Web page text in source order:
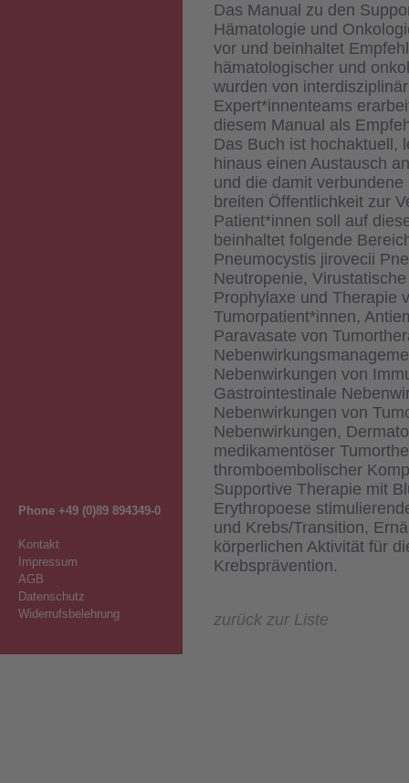
Das Manual zu den
Hämatologie und
vor und beinhaltet
hämatologischer und
wurden von
Expert*innenteams
diesem Manual als
Das Buch ist hochaktuell,
hinaus einen Austausch
und die damit
breiten Öffentlichkeit zur
Patient*innen soll auf
beinhaltet folgende
Pneumocystis jirovecii
Neutropenie,
Prophylaxe und Therapie
Tumorpatient*innen,
Paravasate von
Nebenwirkungen von
Gastrointestinale
Nebenwirkungen von
Nebenwirkungen,
medikamentöser
thromboembolischer
Supportive Therapie mit
Erythropoese
und Krebs/Transition,
körperlichen Aktivität für
Krebsprävention.
zurück zur Liste
Phone +49 (0)89 894349-0
Kontakt
Impressum
AGB
Datenschutz
Widerrufsbelehrung